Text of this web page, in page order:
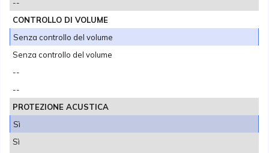
--
CONTROLLO DI VOLUME
Senza controllo del volume
Senza controllo del volume
--
--
PROTEZIONE ACUSTICA
Sì
Sì